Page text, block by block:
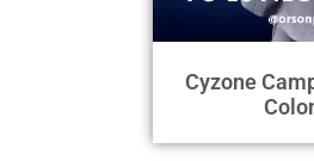
Cyzone